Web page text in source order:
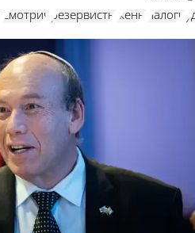
Смотрич резервисты жены налоги